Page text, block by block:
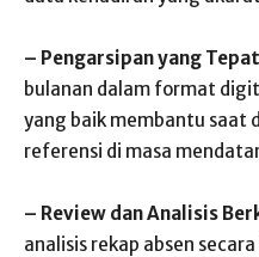
– Pengarsipan yang Tepat
bulanan dalam format
yang baik membantu saat
referensi di masa
– Review dan Analisis
analisis rekap absen